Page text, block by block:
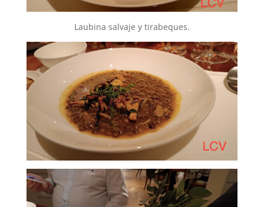
Laubina salvaje y tirabeques.